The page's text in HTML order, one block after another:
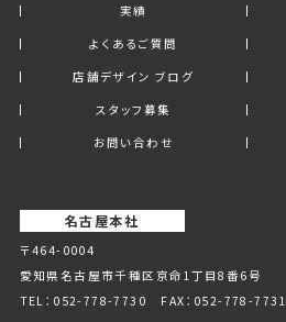
実績
よくあるご質問
店舗デザイン ブログ
スタッフ募集
お問い合わせ
名古屋本社
〒464-0004
愛知県名古屋市千種区京命1丁⽬8番6号
TEL： 052-778-7730 FAX：052-778-7731